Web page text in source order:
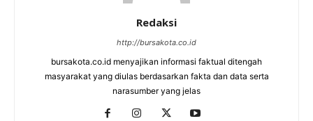
Redaksi
http://bursakota.co.id
bursakota.co.id menyajikan informasi faktual ditengah
masyarakat yang diulas berdasarkan fakta dan data serta
narasumber yang jelas